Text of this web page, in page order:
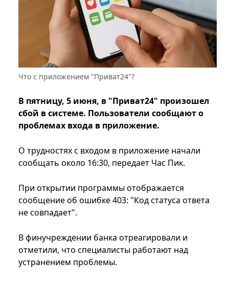
Что с приложением "Приват24"?
В пятницу, 5 июня, в "Приват24" произошел
сбой в системе. Пользователи сообщают о
проблемах входа в приложение.
О трудностях с входом в приложение начали
сообщать около 16:30, передает Час Пик.
При открытии программы отображается
сообщение об ошибке 403: "Код статуса ответа
не совпадает".
В финучреждении банка отреагировали и
отметили, что специалисты работают над
устранением проблемы.